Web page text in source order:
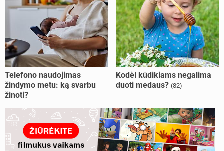
Telefono naudojimas
žindymo metu: ką svarbu
žinoti?
Kodėl kūdikiams negalima
duoti medaus? (82)